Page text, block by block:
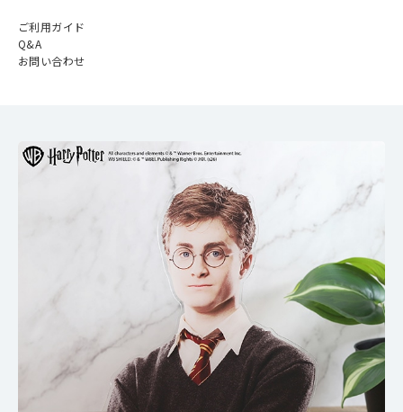
ご利用ガイド
Q&A
お問い合わせ